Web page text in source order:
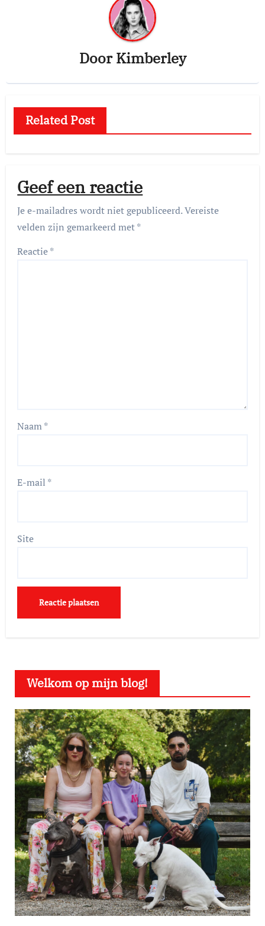
DoorKimberley
Related Post
Geef een reactie
Je e-mailadres wordt niet gepubliceerd.Vereiste
velden zijn gemarkeerd met*
Reactie*
Naam*
E-mail *
Site
Welkom op mijn blog!